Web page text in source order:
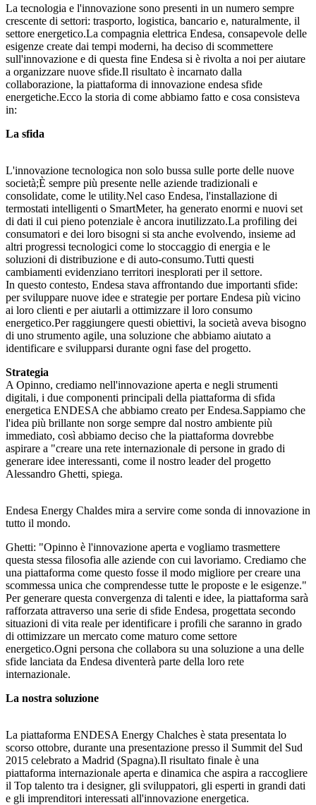
La tecnologia e l'innovazione sono presenti in un numero sempre
crescente di settori: trasporto, logistica, bancario e, naturalmente, il
settore energetico.La compagnia elettrica Endesa, consapevole delle
esigenze create dai tempi moderni, ha deciso di scommettere
sull'innovazione e di questa fine Endesa si è rivolta a noi per aiutare
a organizzare nuove sfide.Il risultato è incarnato dalla
collaborazione, la piattaforma di innovazione endesa sfide
energetiche.Ecco la storia di come abbiamo fatto e cosa consisteva
in:
La sfida
L'innovazione tecnologica non solo bussa sulle porte delle nuove
società;È sempre più presente nelle aziende tradizionali e
consolidate, come le utility.Nel caso Endesa, l'installazione di
termostati intelligenti o SmartMeter, ha generato enormi e nuovi set
di dati il cui pieno potenziale è ancora inutilizzato.La profiling dei
consumatori e dei loro bisogni si sta anche evolvendo, insieme ad
altri progressi tecnologici come lo stoccaggio di energia e le
soluzioni di distribuzione e di auto-consumo.Tutti questi
cambiamenti evidenziano territori inesplorati per il settore.
In questo contesto, Endesa stava affrontando due importanti sfide:
per sviluppare nuove idee e strategie per portare Endesa più vicino
ai loro clienti e per aiutarli a ottimizzare il loro consumo
energetico.Per raggiungere questi obiettivi, la società aveva bisogno
di uno strumento agile, una soluzione che abbiamo aiutato a
identificare e svilupparsi durante ogni fase del progetto.
Strategia
A Opinno, crediamo nell'innovazione aperta e negli strumenti
digitali, i due componenti principali della piattaforma di sfida
energetica ENDESA che abbiamo creato per Endesa.Sappiamo che
l'idea più brillante non sorge sempre dal nostro ambiente più
immediato, così abbiamo deciso che la piattaforma dovrebbe
aspirare a "creare una rete internazionale di persone in grado di
generare idee interessanti, come il nostro leader del progetto
Alessandro Ghetti, spiega.
Endesa Energy Chaldes mira a servire come sonda di innovazione in
tutto il mondo.
Ghetti: "Opinno è l'innovazione aperta e vogliamo trasmettere
questa stessa filosofia alle aziende con cui lavoriamo. Crediamo che
una piattaforma come questo fosse il modo migliore per creare una
scommessa unica che comprendesse tutte le proposte e le esigenze."
Per generare questa convergenza di talenti e idee, la piattaforma sarà
rafforzata attraverso una serie di sfide Endesa, progettata secondo
situazioni di vita reale per identificare i profili che saranno in grado
di ottimizzare un mercato come maturo come settore
energetico.Ogni persona che collabora su una soluzione a una delle
sfide lanciata da Endesa diventerà parte della loro rete
internazionale.
La nostra soluzione
La piattaforma ENDESA Energy Chalches è stata presentata lo
scorso ottobre, durante una presentazione presso il Summit del Sud
2015 celebrato a Madrid (Spagna).Il risultato finale è una
piattaforma internazionale aperta e dinamica che aspira a raccogliere
il Top talento tra i designer, gli sviluppatori, gli esperti in grandi dati
e gli imprenditori interessati all'innovazione energetica.